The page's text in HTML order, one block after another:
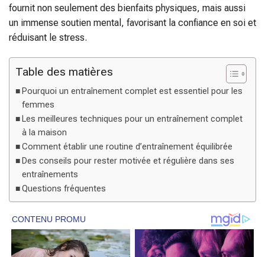
fournit non seulement des bienfaits physiques, mais aussi
un immense soutien mental, favorisant la confiance en soi et
réduisant le stress.
Table des matières
Pourquoi un entraînement complet est essentiel pour les
femmes
Les meilleures techniques pour un entraînement complet
à la maison
Comment établir une routine d’entraînement équilibrée
Des conseils pour rester motivée et régulière dans ses
entraînements
Questions fréquentes